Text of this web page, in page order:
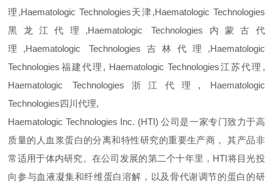
理,Haematologic Technologies天津,Haematologic Technologies
黑龙江代理,Haematologic Technologies 内蒙古代
理,Haematologic Technologies 吉林代理,Haematologic
Technologies 福建代理, Haematologic Technologies江苏代理,
Haematologic Technologies 浙江代理, Haematologic
Technologies四川代理,
Haematologic Technologies Inc. (HTI) 公司是一家专门致力于高
质量的人血浆蛋白的分离和特性研究的重要生产商， 其产品非
常适用于体内研究。在公司发展的第二个十年里，HTI将目光投
向参与血液凝集和纤维蛋白溶解，以及骨代谢调节的蛋白的研